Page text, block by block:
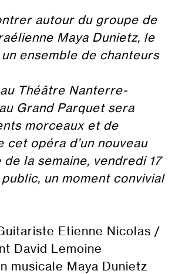
autour du groupe de
Maya Dunietz, le
ensemble de chanteurs
Théâtre Nanterre-
Grand Parquet sera
morceaux et de
opéra d’un nouveau
la semaine, vendredi 17
un moment convivial
Etienne Nicolas /
David Lemoine
musicale Maya Dunietz